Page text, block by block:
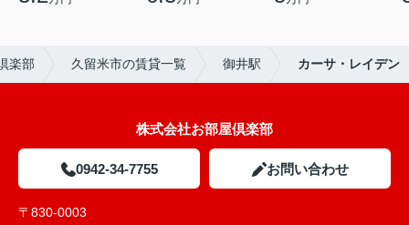
楽部 久留米市の賃貸一覧 御井駅 カーサ・レイデン
株式会社お部屋倶楽部
0942-34-7755 お問い合わせ
〒830-0003